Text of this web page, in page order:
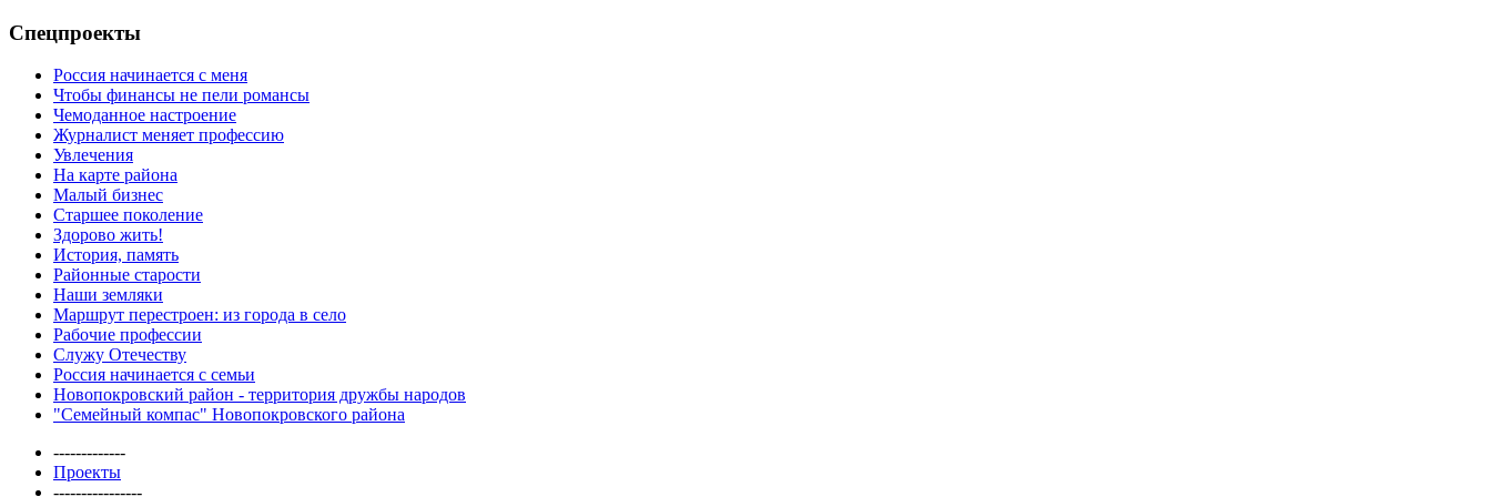
Спецпроекты
Россия начинается с меня
Чтобы финансы не пели романсы
Чемоданное настроение
Журналист меняет профессию
Увлечения
На карте района
Малый бизнес
Старшее поколение
Здорово жить!
История, память
Районные старости
Наши земляки
Маршрут перестроен: из города в село
Рабочие профессии
Служу Отечеству
Россия начинается с семьи
Новопокровский район - территория дружбы народов
"Семейный компас" Новопокровского района
-------------
Проекты
----------------